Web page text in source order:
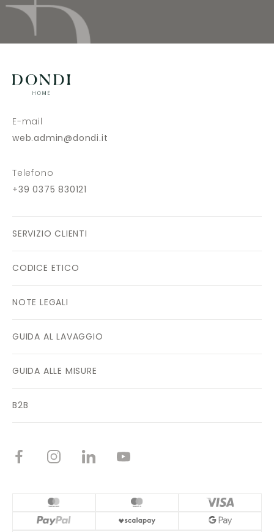
E-mail
web.admin@dondi.it
Telefono
+39 0375 830121
SERVIZIO CLIENTI
CODICE ETICO
NOTE LEGALI
GUIDA AL LAVAGGIO
GUIDA ALLE MISURE
B2B